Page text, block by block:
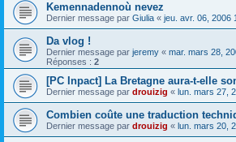
Kemennadennoù nevez
Dernier message par Giulia « jeu. avr. 06, 2006
Da vlog !
Dernier message par jeremy « mar. mars 28,
Réponses : 2
[PC Inpact] La Bretagne aura-t-elle
Dernier message par drouizig « lun. mars 27,
Combien coûte une traduction
Dernier message par drouizig « lun. mars 20,